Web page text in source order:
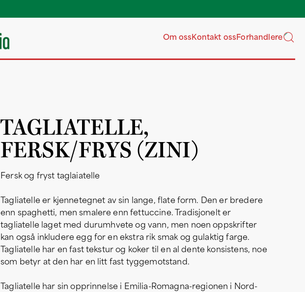
Om ossKontakt ossForhandlere
TAGLIATELLE,
FERSK/FRYS (ZINI)
Fersk og fryst taglaiatelle
Tagliatelle er kjennetegnet av sin lange, flate form. Den er bredere
enn spaghetti, men smalere enn fettuccine. Tradisjonelt er
tagliatelle laget med durumhvete og vann, men noen oppskrifter
kan også inkludere egg for en ekstra rik smak og gulaktig farge.
Tagliatelle har en fast tekstur og koker til en al dente konsistens, noe
som betyr at den har en litt fast tyggemotstand.
Tagliatelle har sin opprinnelse i Emilia-Romagna-regionen i Nord-